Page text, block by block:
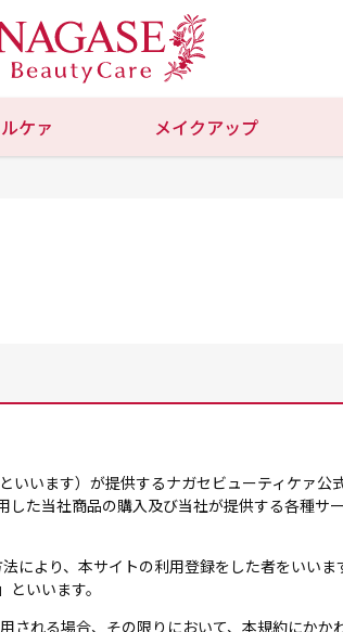
ケァ メイクアップ
いいます）が提供するナガセビューティケァ
した当社商品の購入及び当社が提供する各種サ
より、本サイトの利用登録をした者をいいま
いいます。
れる場合、その限りにおいて、本規約にかか